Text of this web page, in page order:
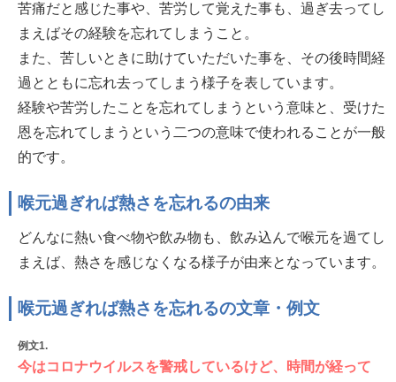
苦痛だと感じた事や、苦労して覚えた事も、過ぎ去ってし
まえばその経験を忘れてしまうこと。
また、苦しいときに助けていただいた事を、その後時間経
過とともに忘れ去ってしまう様子を表しています。
経験や苦労したことを忘れてしまうという意味と、受けた
恩を忘れてしまうという二つの意味で使われることが一般
的です。
喉元過ぎれば熱さを忘れるの由来
どんなに熱い食べ物や飲み物も、飲み込んで喉元を過てし
まえば、熱さを感じなくなる様子が由来となっています。
喉元過ぎれば熱さを忘れるの文章・例文
例文1.
今はコロナウイルスを警戒しているけど、時間が経って